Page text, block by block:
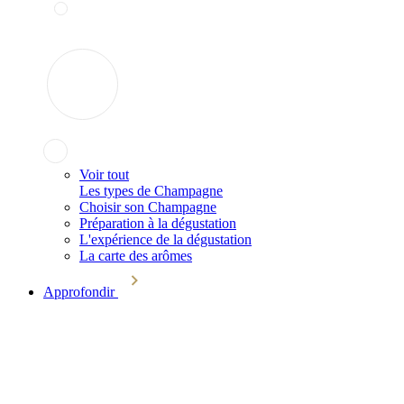
Voir tout
Les types de Champagne
Choisir son Champagne
Préparation à la dégustation
L'expérience de la dégustation
La carte des arômes
Approfondir